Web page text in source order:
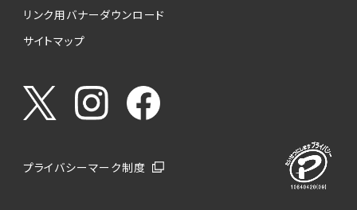
リンク用バナーダウンロード
サイトマップ
プライバシーマーク制度